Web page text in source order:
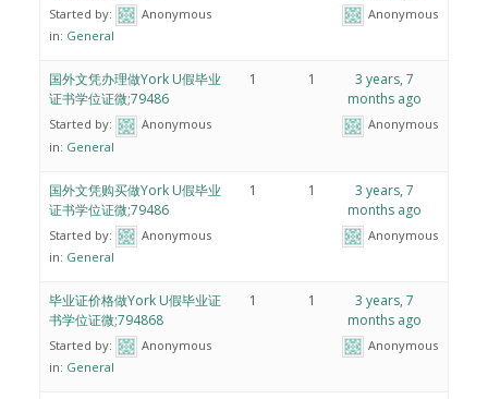
Started by:
Anonymous
in: General
Anonymous
国外文凭办理做York U假毕业
证书学位证微;79486
Started by:
Anonymous
in: General
1 1
3 years, 7
months ago
Anonymous
国外文凭购买做York U假毕业
证书学位证微;79486
Started by:
Anonymous
in: General
1 1
3 years, 7
months ago
Anonymous
毕业证价格做York U假毕业证
书学位证微;794868
Started by:
Anonymous
in: General
1 1
3 years, 7
months ago
Anonymous